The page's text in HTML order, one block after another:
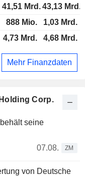
Corp.
seine
07.08.
ZM
von Deutsche
41,51 Mrd.43,13 Mrd.
888 Mio.
1,03 Mrd.
4,73 Mrd. 4,68 Mrd.
Mehr Finanzdaten